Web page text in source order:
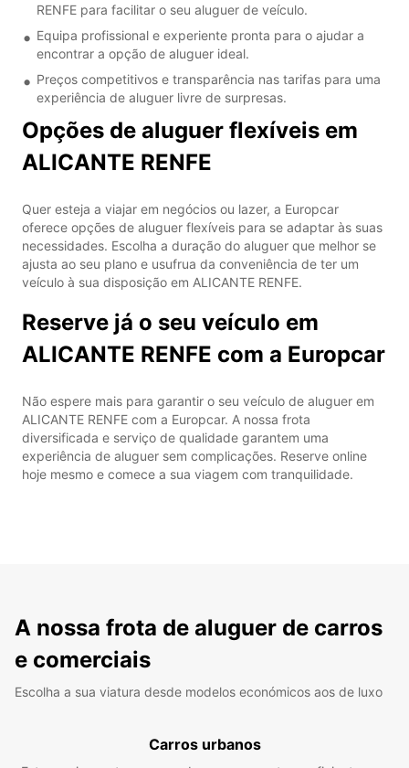
RENFE para facilitar o seu aluguer de veículo.
Equipa profissional e experiente pronta para o ajudar a
encontrar a opção de aluguer ideal.
Preços competitivos e transparência nas tarifas para uma
experiência de aluguer livre de surpresas.
Opções de aluguer flexíveis em
ALICANTE RENFE
Quer esteja a viajar em negócios ou lazer, a Europcar
oferece opções de aluguer flexíveis para se adaptar às suas
necessidades. Escolha a duração do aluguer que melhor se
ajusta ao seu plano e usufrua da conveniência de ter um
veículo à sua disposição em ALICANTE RENFE.
Reserve já o seu veículo em
ALICANTE RENFE com a Europcar
Não espere mais para garantir o seu veículo de aluguer em
ALICANTE RENFE com a Europcar. A nossa frota
diversificada e serviço de qualidade garantem uma
experiência de aluguer sem complicações. Reserve online
hoje mesmo e comece a sua viagem com tranquilidade.
A nossa frota de aluguer de carros
e comerciais
Escolha a sua viatura desde modelos económicos aos de luxo
Carros urbanos